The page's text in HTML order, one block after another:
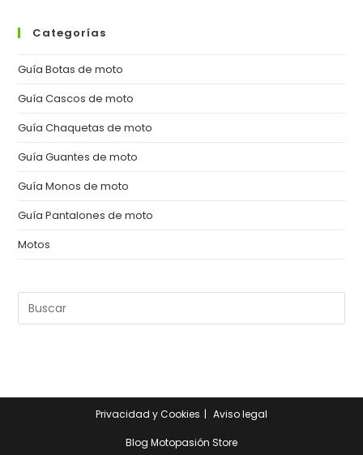
Categorías
Guía Botas de moto
Guía Cascos de moto
Guía Chaquetas de moto
Guía Guantes de moto
Guía Monos de moto
Guía Pantalones de moto
Motos
Privacidad y Cookies Aviso legal
Blog Motopasión Store